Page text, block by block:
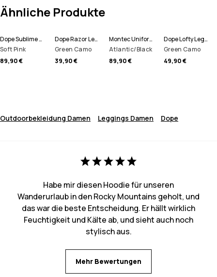
Ähnliche Produkte
Dope Sublime W Fleece Hoodie Damen
Soft Pink
89,90 €
Dope Razor Leggings Damen
Green Camo
39,90 €
Montec Uniform W Fleece Hoodie Damen
Atlantic/Black
89,90 €
Dope Lofty Leggings Damen
Green Camo
49,90 €
Outdoorbekleidung Damen Leggings Damen Dope
Habe mir diesen Hoodie für unseren
Wanderurlaub in den Rocky Mountains geholt, und
das war die beste Entscheidung. Er hällt wirklich
Feuchtigkeit und Kälte ab, und sieht auch noch
stylisch aus.
Mehr Bewertungen